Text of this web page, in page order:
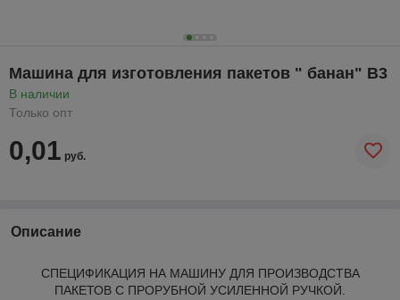
Машина для изготовления пакетов " банан" В3
В наличии
Только опт
0,01 руб.
Описание
СПЕЦИФИКАЦИЯ НА МАШИНУ ДЛЯ ПРОИЗВОДСТВА
ПАКЕТОВ С ПРОРУБНОЙ УСИЛЕННОЙ РУЧКОЙ.